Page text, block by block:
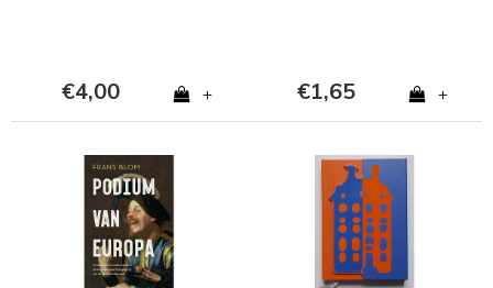
€4,00 + €1,65 +